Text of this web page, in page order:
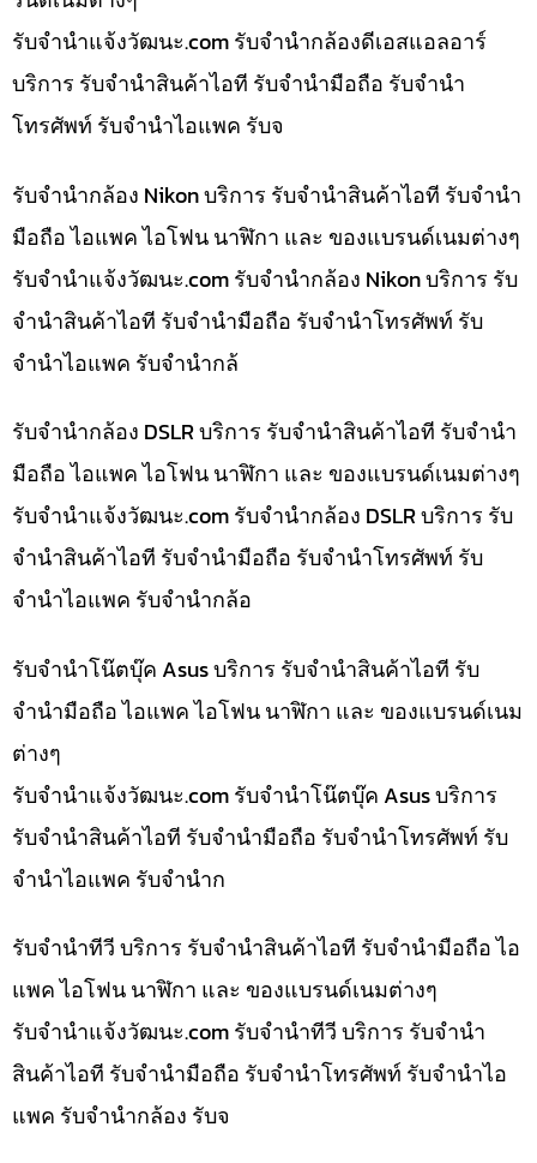
รับจํานําแจ้งวัฒนะ.com รับจำนำกล้องดีเอสแอลอาร์
บริการ รับจำนำสินค้าไอที รับจำนำมือถือ รับจำนำ
โทรศัพท์ รับจำนำไอแพค รับจ
รับจำนำกล้อง Nikon บริการ รับจำนำสินค้าไอที รับจำนำ
มือถือ ไอแพค ไอโฟน นาฬิกา และ ของแบรนด์เนมต่างๆ
รับจํานําแจ้งวัฒนะ.com รับจำนำกล้อง Nikon บริการ รับ
จำนำสินค้าไอที รับจำนำมือถือ รับจำนำโทรศัพท์ รับ
จำนำไอแพค รับจำนำกล้
รับจำนำกล้อง DSLR บริการ รับจำนำสินค้าไอที รับจำนำ
มือถือ ไอแพค ไอโฟน นาฬิกา และ ของแบรนด์เนมต่างๆ
รับจํานําแจ้งวัฒนะ.com รับจำนำกล้อง DSLR บริการ รับ
จำนำสินค้าไอที รับจำนำมือถือ รับจำนำโทรศัพท์ รับ
จำนำไอแพค รับจำนำกล้อ
รับจำนำโน๊ตบุ๊ค Asus บริการ รับจำนำสินค้าไอที รับ
จำนำมือถือ ไอแพค ไอโฟน นาฬิกา และ ของแบรนด์เนม
ต่างๆ
รับจํานําแจ้งวัฒนะ.com รับจำนำโน๊ตบุ๊ค Asus บริการ
รับจำนำสินค้าไอที รับจำนำมือถือ รับจำนำโทรศัพท์ รับ
จำนำไอแพค รับจำนำก
รับจำนำทีวี บริการ รับจำนำสินค้าไอที รับจำนำมือถือ ไอ
แพค ไอโฟน นาฬิกา และ ของแบรนด์เนมต่างๆ
รับจํานําแจ้งวัฒนะ.com รับจำนำทีวี บริการ รับจำนำ
สินค้าไอที รับจำนำมือถือ รับจำนำโทรศัพท์ รับจำนำไอ
แพค รับจำนำกล้อง รับจ